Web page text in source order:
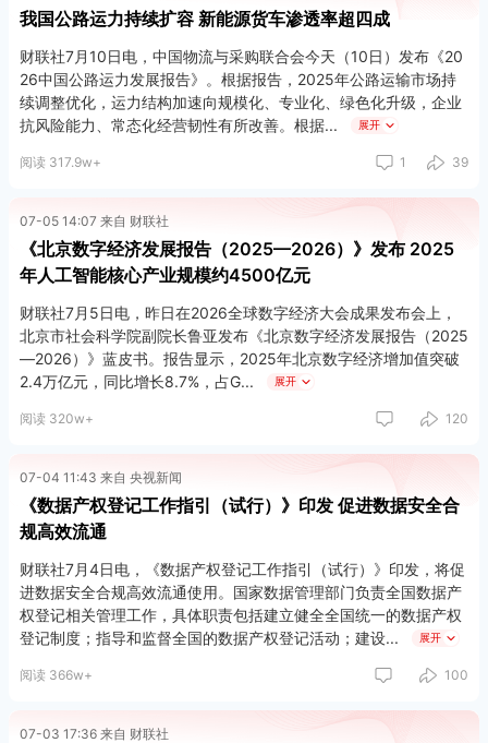
我国公路运力持续扩容 新能源货车渗透率超四成
财联社7月10日电，中国物流与采购联合会今天（10日）发布《20
26中国公路运力发展报告》。根据报告，2025年公路运输市场持
续调整优化，运力结构加速向规模化、专业化、绿色化升级，企业
抗风险能力、常态化经营韧性有所改善。根据
展开
阅读 317.9w+ 1 39
07-05 14:07 来自 财联社
《北京数字经济发展报告（2025—2026）》发布 2025
年人工智能核心产业规模约4500亿元
财联社7月5日电，昨日在2026全球数字经济大会成果发布会上，
北京市社会科学院副院长鲁亚发布《北京数字经济发展报告（2025
—2026）》蓝皮书。报告显示，2025年北京数字经济增加值突破
2.4万亿元，同比增长8.7%，占G
展开
阅读 320w+ 120
07-04 11:43 来自 央视新闻
《数据产权登记工作指引（试行）》印发 促进数据安全合
规高效流通
财联社7月4日电，《数据产权登记工作指引（试行）》印发，将促
进数据安全合规高效流通使用。国家数据管理部门负责全国数据产
权登记相关管理工作，具体职责包括建立健全全国统一的数据产权
登记制度；指导和监督全国的数据产权登记活动；建设
展开
国家数据产权登记服务系统汇集登记结果等，面向全国提供统一的
数据产权登记公示、登记结果查询核验等服务，支撑登记机构管理
等事宜。
阅读 366w+ 100
07-03 17:36 来自 财联社